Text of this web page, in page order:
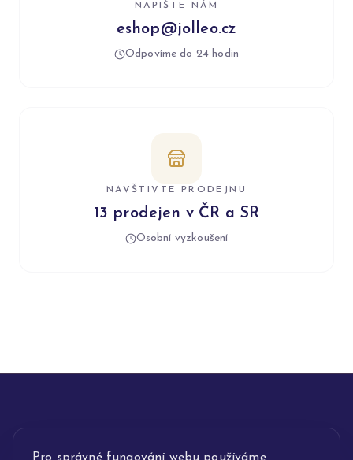
NAPIŠTE NÁM
eshop@jolleo.cz
Odpovíme do 24 hodin
NAVŠTIVTE PRODEJNU
13 prodejen v ČR a SR
Osobní vyzkoušení
INFORMACE